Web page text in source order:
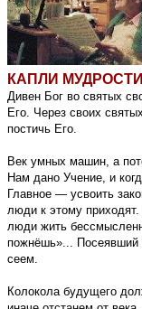
КАПЛИ
Дивен Бог во святых
Его. Через своих
постичь Его.
Век умных машин, а
Нам дано Учение, и
Главное — усвоить
люди к этому
люди жить
пожнёшь»... Посеявший
сеем.
Колокола будущего